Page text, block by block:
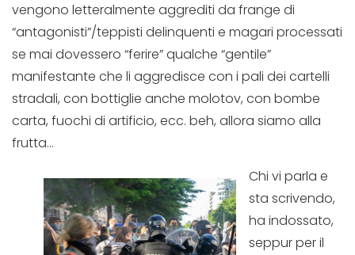
vengono letteralmente aggrediti da frange di
“antagonisti”/teppisti delinquenti e magari processati
se mai dovessero “ferire” qualche “gentile”
manifestante che li aggredisce con i pali dei cartelli
stradali, con bottiglie anche molotov, con bombe
carta, fuochi di artificio, ecc. beh, allora siamo alla
frutta…
Chi vi parla e
sta scrivendo,
ha indossato,
seppur per il